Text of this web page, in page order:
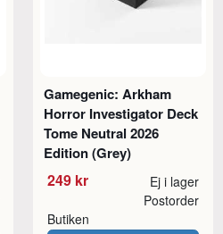
Gamegenic: Arkham
Horror Investigator Deck
Tome Neutral 2026
Edition (Grey)
249 kr Ej i lager
Butiken
Postorder